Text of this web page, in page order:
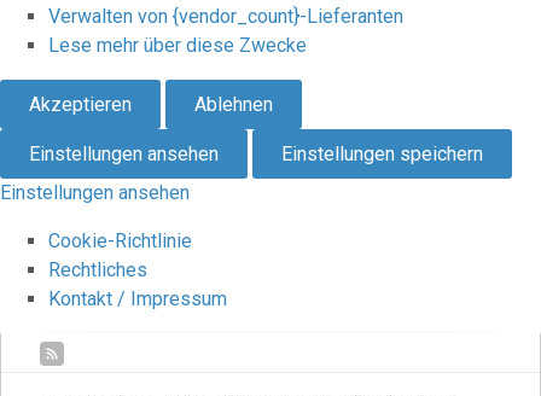
Verwalten von {vendor_count}-Lieferanten
Lese mehr über diese Zwecke
Akzeptieren Ablehnen
Einstellungen ansehen
Einstellungen speichern
Einstellungen ansehen
Cookie-Richtlinie
Rechtliches
Kontakt / Impressum